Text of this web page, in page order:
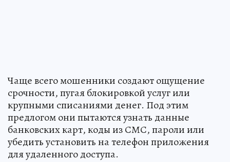
Чаще всего мошенники создают ощущение
срочности, пугая блокировкой услуг или
крупными списаниями денег. Под этим
предлогом они пытаются узнать данные
банковских карт, коды из СМС, пароли или
убедить установить на телефон приложения
для удаленного доступа.